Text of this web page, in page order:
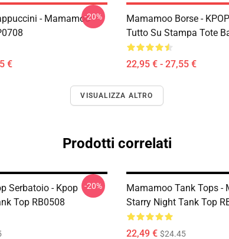
- Mamamoo
€
-20%
Mamamoo Borse -
Tutto Su Stampa Tote
22,95 € - 27,55 €
VISUALIZZA ALTRO
Prodotti correlati
Serbatoio - Kpop
Top RB0508
-20%
Mamamoo Tank Tops -
Starry Night Tank Top
22,49 € $24.45